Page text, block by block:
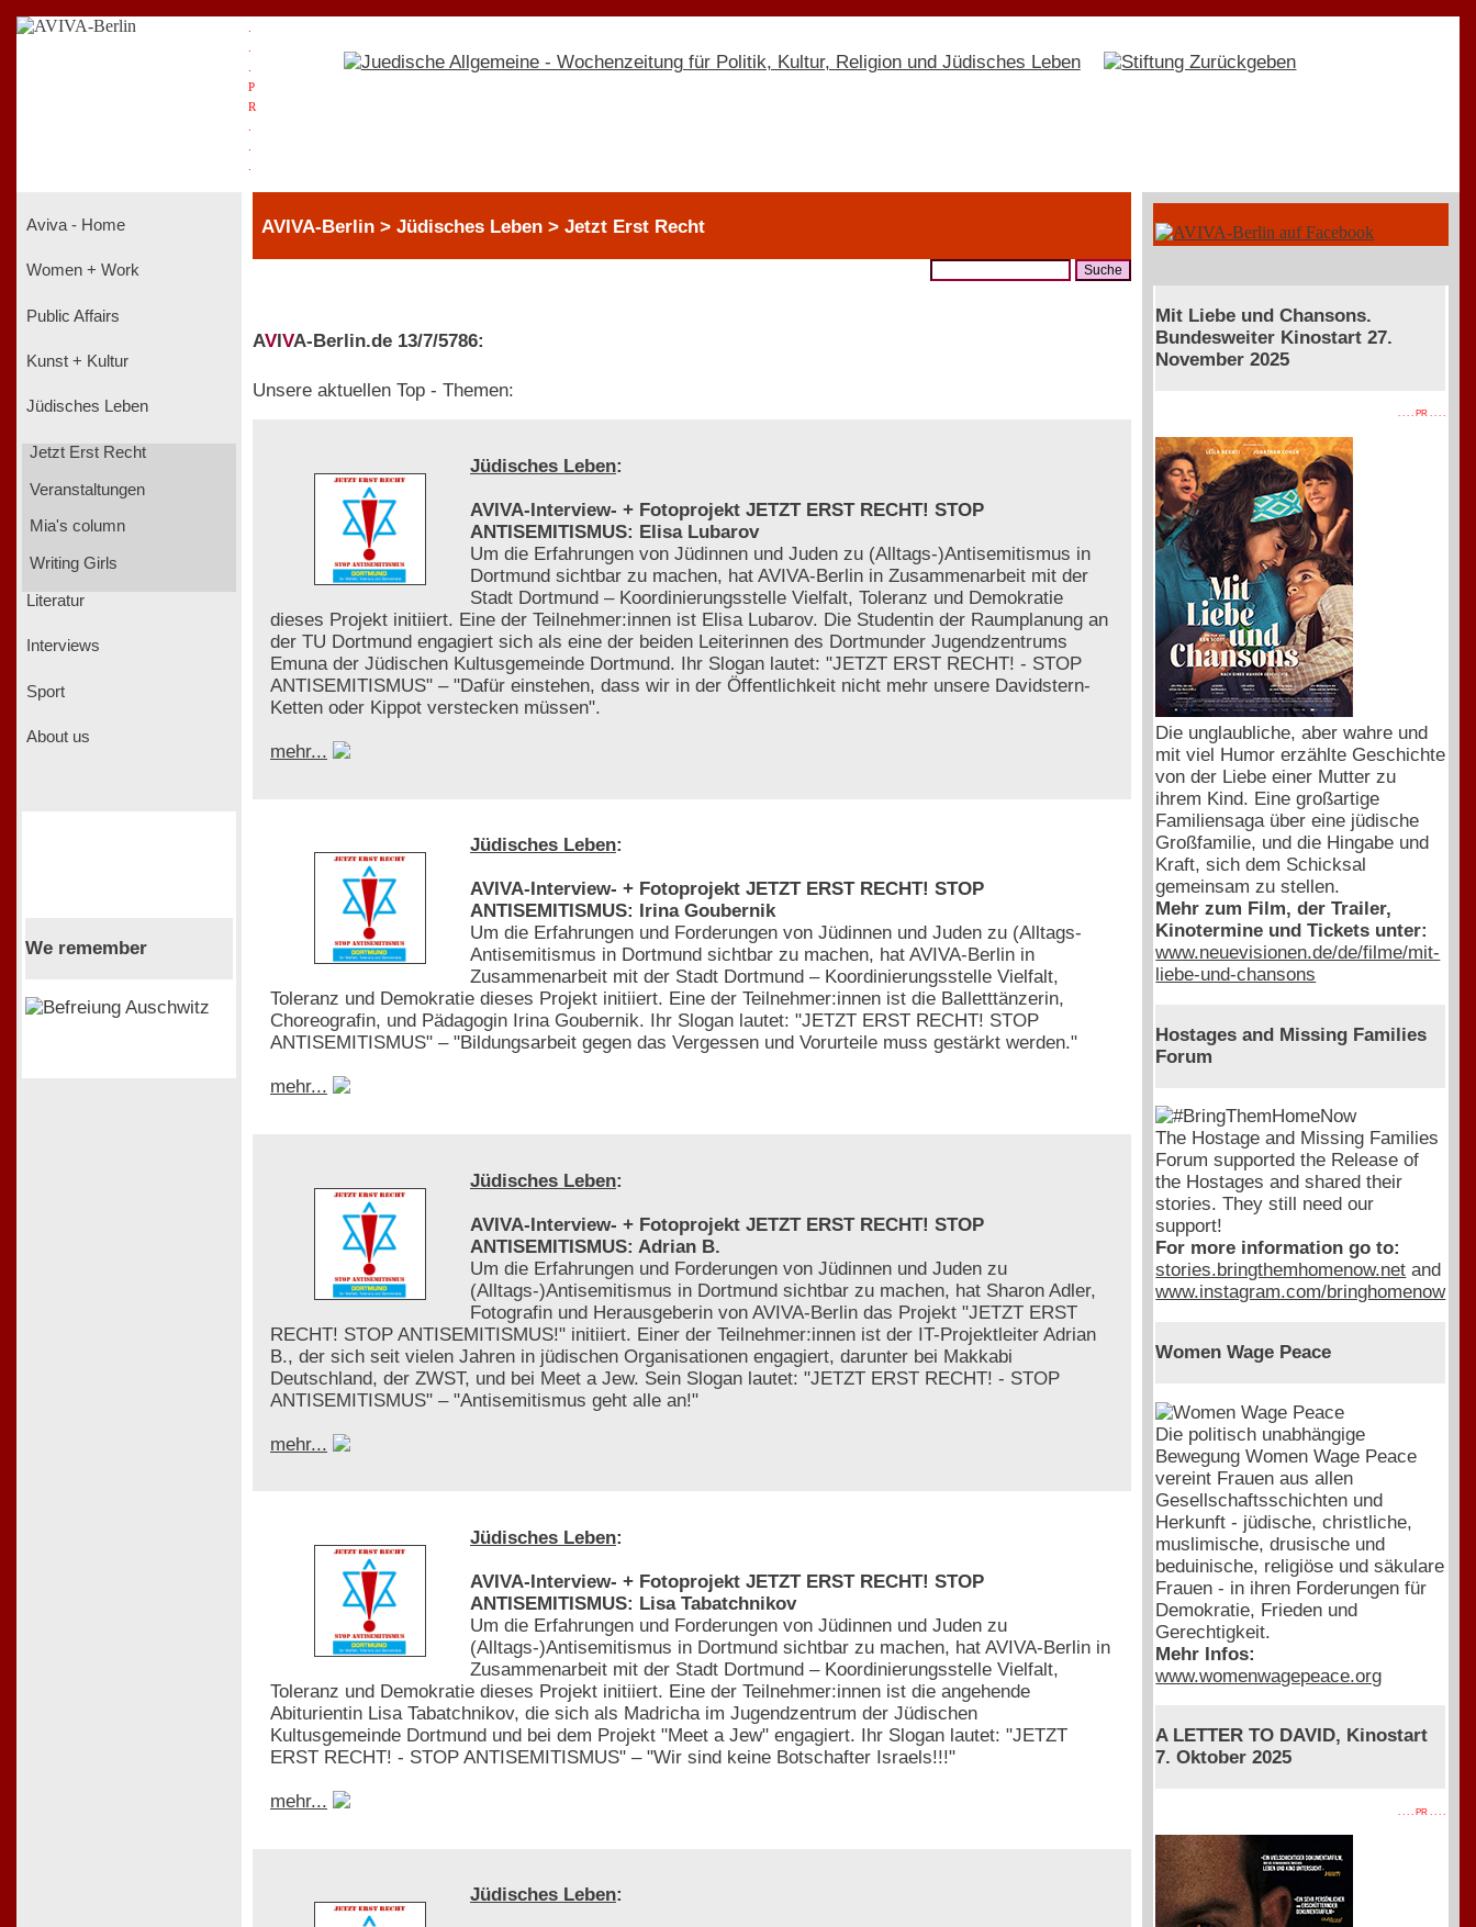
P
R
Aviva - Home
Women + Work
Public Affairs
Kunst + Kultur
Jüdisches Leben
Jetzt Erst Recht
Veranstaltungen
Mia's column
Writing Girls
Literatur
Interviews
Sport
About us
We remember
AVIVA-Berlin > Jüdisches Leben > Jetzt Erst Recht
AVIVA-Berlin.de 13/7/5786:
Unsere aktuellen Top - Themen:
Jüdisches Leben:
AVIVA-Interview- + Fotoprojekt JETZT ERST RECHT! STOP
ANTISEMITISMUS: Elisa Lubarov
Um die Erfahrungen von Jüdinnen und Juden zu (Alltags-)Antisemitismus in
Dortmund sichtbar zu machen, hat AVIVA-Berlin in Zusammenarbeit mit der
Stadt Dortmund – Koordinierungsstelle Vielfalt, Toleranz und Demokratie
dieses Projekt initiiert. Eine der Teilnehmer:innen ist Elisa Lubarov. Die Studentin der Raumplanung an
der TU Dortmund engagiert sich als eine der beiden Leiterinnen des Dortmunder Jugendzentrums
Emuna der Jüdischen Kultusgemeinde Dortmund. Ihr Slogan lautet: "JETZT ERST RECHT! - STOP
ANTISEMITISMUS" – "Dafür einstehen, dass wir in der Öffentlichkeit nicht mehr unsere Davidstern-
Ketten oder Kippot verstecken müssen".
mehr...
Jüdisches Leben:
AVIVA-Interview- + Fotoprojekt JETZT ERST RECHT! STOP
ANTISEMITISMUS: Irina Goubernik
Um die Erfahrungen und Forderungen von Jüdinnen und Juden zu (Alltags-
Antisemitismus in Dortmund sichtbar zu machen, hat AVIVA-Berlin in
Zusammenarbeit mit der Stadt Dortmund – Koordinierungsstelle Vielfalt,
Toleranz und Demokratie dieses Projekt initiiert. Eine der Teilnehmer:innen ist die Balletttänzerin,
Choreografin, und Pädagogin Irina Goubernik. Ihr Slogan lautet: "JETZT ERST RECHT! STOP
ANTISEMITISMUS" – "Bildungsarbeit gegen das Vergessen und Vorurteile muss gestärkt werden."
mehr...
Jüdisches Leben:
AVIVA-Interview- + Fotoprojekt JETZT ERST RECHT! STOP
ANTISEMITISMUS: Adrian B.
Um die Erfahrungen und Forderungen von Jüdinnen und Juden zu
(Alltags-)Antisemitismus in Dortmund sichtbar zu machen, hat Sharon Adler,
Fotografin und Herausgeberin von AVIVA-Berlin das Projekt "JETZT ERST
RECHT! STOP ANTISEMITISMUS!" initiiert. Einer der Teilnehmer:innen ist der IT-Projektleiter Adrian
B., der sich seit vielen Jahren in jüdischen Organisationen engagiert, darunter bei Makkabi
Deutschland, der ZWST, und bei Meet a Jew. Sein Slogan lautet: "JETZT ERST RECHT! - STOP
ANTISEMITISMUS" – "Antisemitismus geht alle an!"
mehr...
Jüdisches Leben:
AVIVA-Interview- + Fotoprojekt JETZT ERST RECHT! STOP
ANTISEMITISMUS: Lisa Tabatchnikov
Um die Erfahrungen und Forderungen von Jüdinnen und Juden zu
(Alltags-)Antisemitismus in Dortmund sichtbar zu machen, hat AVIVA-Berlin in
Zusammenarbeit mit der Stadt Dortmund – Koordinierungsstelle Vielfalt,
Toleranz und Demokratie dieses Projekt initiiert. Eine der Teilnehmer:innen ist die angehende
Abiturientin Lisa Tabatchnikov, die sich als Madricha im Jugendzentrum der Jüdischen
Kultusgemeinde Dortmund und bei dem Projekt "Meet a Jew" engagiert. Ihr Slogan lautet: "JETZT
ERST RECHT! - STOP ANTISEMITISMUS" – "Wir sind keine Botschafter Israels!!!"
mehr...
Jüdisches Leben:
Mit Liebe und Chansons.
Bundesweiter Kinostart 27.
November 2025
. . . . PR . . . .
Die unglaubliche, aber wahre und
mit viel Humor erzählte Geschichte
von der Liebe einer Mutter zu
ihrem Kind. Eine großartige
Familiensaga über eine jüdische
Großfamilie, und die Hingabe und
Kraft, sich dem Schicksal
gemeinsam zu stellen.
Mehr zum Film, der Trailer,
Kinotermine und Tickets unter:
www.neuevisionen.de/de/filme/mit-
liebe-und-chansons
Hostages and Missing Families
Forum
The Hostage and Missing Families
Forum supported the Release of
the Hostages and shared their
stories. They still need our
support!
For more information go to:
stories.bringthemhomenow.net and
www.instagram.com/bringhomenow
Women Wage Peace
Die politisch unabhängige
Bewegung Women Wage Peace
vereint Frauen aus allen
Gesellschaftsschichten und
Herkunft - jüdische, christliche,
muslimische, drusische und
beduinische, religiöse und säkulare
Frauen - in ihren Forderungen für
Demokratie, Frieden und
Gerechtigkeit.
Mehr Infos:
www.womenwagepeace.org
A LETTER TO DAVID, Kinostart
7. Oktober 2025
. . . . PR . . . .